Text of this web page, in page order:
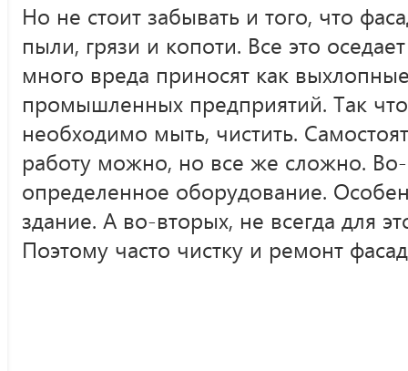
Но не стоит забывать и того, что
пыли, грязи и копоти. Все это
много вреда приносят как
промышленных предприятий. Так
необходимо мыть, чистить.
работу можно, но все же сложно.
определенное оборудование.
здание. А во-вторых, не всегда для
Поэтому часто чистку и ремонт